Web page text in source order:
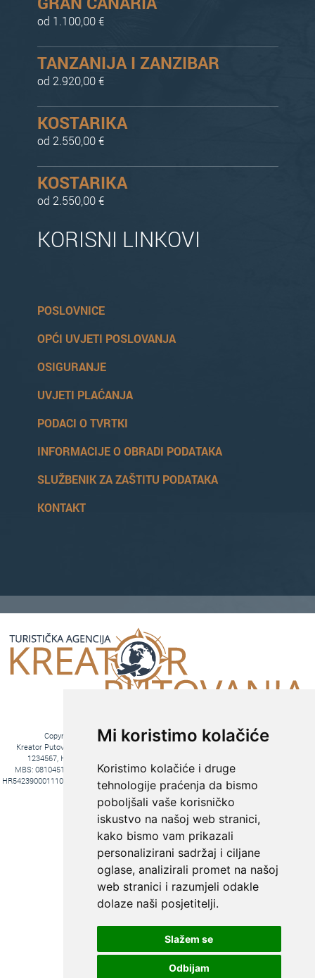
Mi koristimo kolačiće
Koristimo kolačiće i druge
tehnologije praćenja da bismo
poboljšali vaše korisničko
iskustvo na našoj web stranici,
kako bismo vam prikazali
personalizirani sadržaj i ciljane
oglase, analizirali promet na našoj
web stranici i razumjeli odakle
dolaze naši posjetitelji.
Slažem se
Odbijam
KREIRAJTE PUTOVANJE PREMA
SVOJIM ŽELJAMA:
od 1.100,00 €
TANZANIJA I ZANZIBAR
od 2.920,00 €
KOSTARIKA
od 2.550,00 €
KOSTARIKA
od 2.550,00 €
KORISNI LINKOVI
POSLOVNICE
OPĆI UVJETI POSLOVANJA
OSIGURANJE
UVJETI PLAĆANJA
PODACI O TVRTKI
INFORMACIJE O OBRADI PODATAKA
SLUŽBENIK ZA ZAŠTITU PODATAKA
KONTAKT
Copyright © 2016. Kreator Putovanja d.o.o. – Sva prava zadržana
Kreator Putovanja d.o.o. turistička agencija, Jakova Gotovca 6, 10000 Zagreb, MB:
1234567, HR-AB-01-081045102, OIB:44590047047, Trgovački sud u Zagrebu,
MBS: 081045102, Hrvatska Poštanska Banka d.d. Jurišićeva 4, 10000 Zagreb, IBAN
HR5423900011100969366, temeljni kapital 20.000,00 kn uplaćeno u cijelosti, direktori Ana
Pavlović i Hrvoje Bažon, Voditelj poslova Hrvoje Bažon
Fiksni tečaj konverzije: 1€ = 7,53450 kn